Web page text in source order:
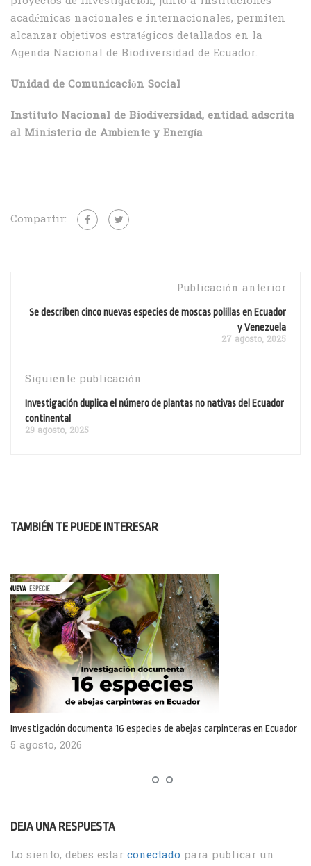
académicas nacionales e internacionales, permiten
alcanzar objetivos estratégicos detallados en la
Agenda Nacional de Biodiversidad de Ecuador.
Unidad de Comunicación Social
Instituto Nacional de Biodiversidad, entidad adscrita
al Ministerio de Ambiente y Energía
Compartir:
Publicación anterior
Se describen cinco nuevas especies de moscas polillas en Ecuador
y Venezuela
27 agosto, 2025
Siguiente publicación
Investigación duplica el número de plantas no nativas del Ecuador
continental
29 agosto, 2025
TAMBIÉN TE PUEDE INTERESAR
Investigación documenta 16 especies de abejas carpinteras en Ecuador
5 agosto, 2026
DEJA UNA RESPUESTA
Lo siento, debes estar conectado para publicar un